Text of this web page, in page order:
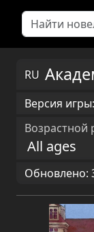
RU
Версия
Возрастной
All ages
Обновлено: